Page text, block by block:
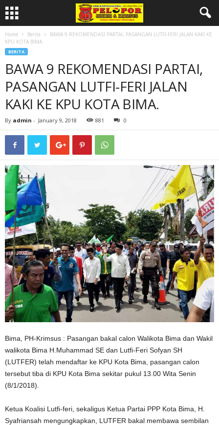
Home Berita
BAWA 9 REKOMENDASI PARTAI, PASANGAN LUTFI-FERI JALAN KAKI KE
KPU KOTA BIMA.
BERITA
BAWA 9 REKOMENDASI PARTAI,
PASANGAN LUTFI-FERI JALAN
KAKI KE KPU KOTA BIMA.
By admin - January 9, 2018 881 0
Bima, PH-Krimsus : Pasangan bakal calon Walikota Bima dan Wakil
walikota Bima H.Muhammad SE dan Lutfi-Feri Sofyan SH
(LUTFER) telah mendaftar ke KPU Kota Bima, pasangan calon
tersebut tiba di KPU Kota Bima sekitar pukul 13.00 Wita Senin
(8/1/2018).
Ketua Koalisi Lutfi-feri, sekaligus Ketua Partai PPP Kota Bima, H.
Syafriansah mengungkapkan, LUTFER bakal membawa sembilan